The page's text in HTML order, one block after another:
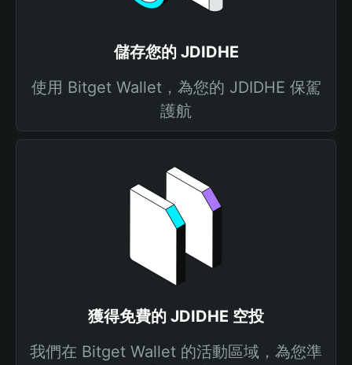
儲存您的 JDIDHE
使用 Bitget Wallet，為您的 JDIDHE 保駕
護航
獲得免費的 JDIDHE 空投
我們在 Bitget Wallet 的活動區域，為您準